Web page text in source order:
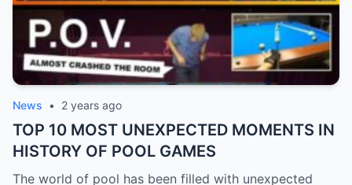
News • 2 years ago
TOP 10 MOST UNEXPECTED MOMENTS IN
HISTORY OF POOL GAMES
The world of pool has been filled with unexpected